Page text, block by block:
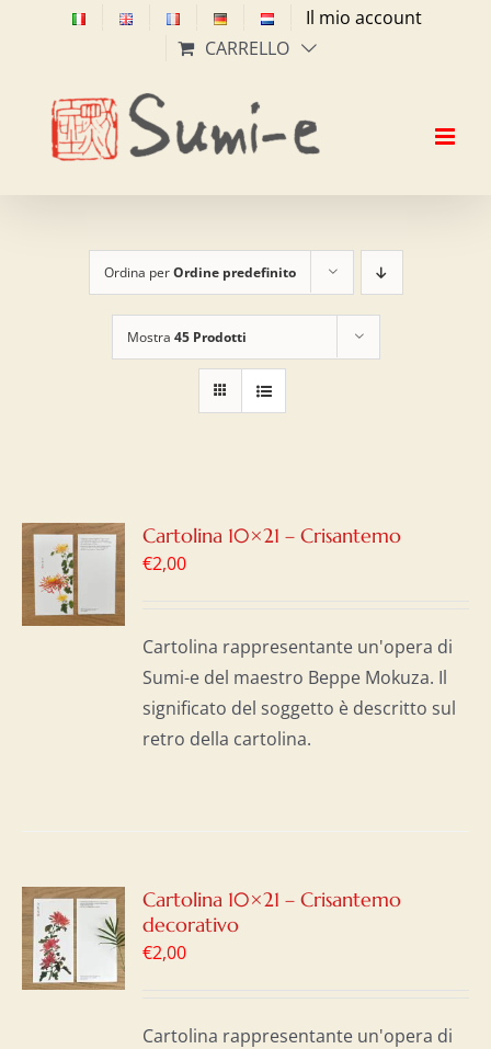
Il mio account
CARRELLO
Ordina perOrdine predefinito
Mostra 45 Prodotti
Cartolina 10×21 – Crisantemo
€2,00
Cartolina rappresentante un'opera di
Sumi-e del maestro Beppe Mokuza. Il
significato del soggetto è descritto sul
retro della cartolina.
Cartolina 10×21 – Crisantemo
decorativo
€2,00
Cartolina rappresentante un'opera di